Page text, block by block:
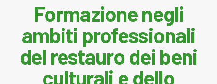
Formazione negli
ambiti professionali
del restauro dei beni
culturali e dello